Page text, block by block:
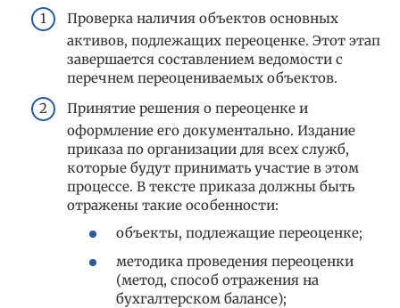
Проверка наличия объектов основных
активов, подлежащих переоценке. Этот этап
завершается составлением ведомости с
перечнем переоцениваемых объектов.
Принятие решения о переоценке и
оформление его документально. Издание
приказа по организации для всех служб,
которые будут принимать участие в этом
процессе. В тексте приказа должны быть
отражены такие особенности:
объекты, подлежащие переоценке;
методика проведения переоценки
(метод, способ отражения на
бухгалтерском балансе);